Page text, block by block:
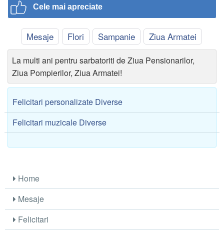
Cele mai apreciate
Mesaje Flori Sampanie Ziua Armatei
La multi ani pentru sarbatoriti de Ziua Pensionarilor,
Ziua Pompierilor, Ziua Armatei!
Felicitari personalizate Diverse
Felicitari muzicale Diverse
Home
Mesaje
Felicitari